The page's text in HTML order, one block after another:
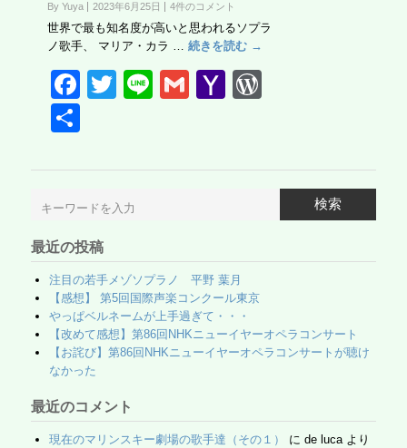
By Yuya 2023年6月25日 4件のコメント
世界で最も知名度が高いと思われるソプラ
ノ歌手、 マリア・カラ …続きを読む →
F
e
b
o
k
T
er
Li
G
Y
o
ail
Pr
ss
検索
最近の投稿
注目の若手メゾソプラノ 平野 葉月
【感想】 第5回国際声楽コンクール東京
やっぱベルネームが上手過ぎて・・・
【改めて感想】第86回NHKニューイヤーオペラコンサート
【お詫び】第86回NHKニューイヤーオペラコンサートが聴け
なかった
最近のコメント
現在のマリンスキー劇場の歌手達（その１） に de lucaより